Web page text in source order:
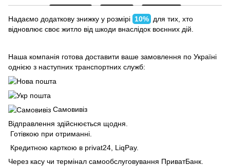
Надаємо додаткову знижку у розмірі 10% для тих, хто
відновлює своє житло від шкоди внаслідок воєнних дій.
Наша компанія готова доставити ваше замовлення по Україні
однією з наступних транспортних служб:
Самовивіз
Відправлення здійснюється щодня.
Готівкою при отриманні.
Кредитною карткою в privat24, LiqPay.
Через касу чи термінал самообслуговування ПриватБанк.